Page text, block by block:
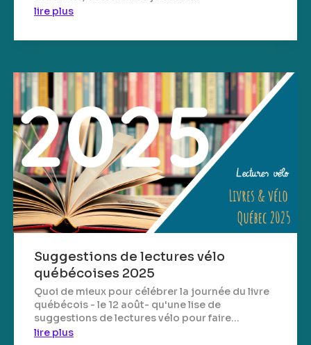
lire plus
Suggestions de lectures vélo
québécoises 2025
Quoi de mieux pour célébrer la journée du livre
québécois - le 12 août- qu'une lise de
suggestions de lectures vélo pour faire...
lire plus